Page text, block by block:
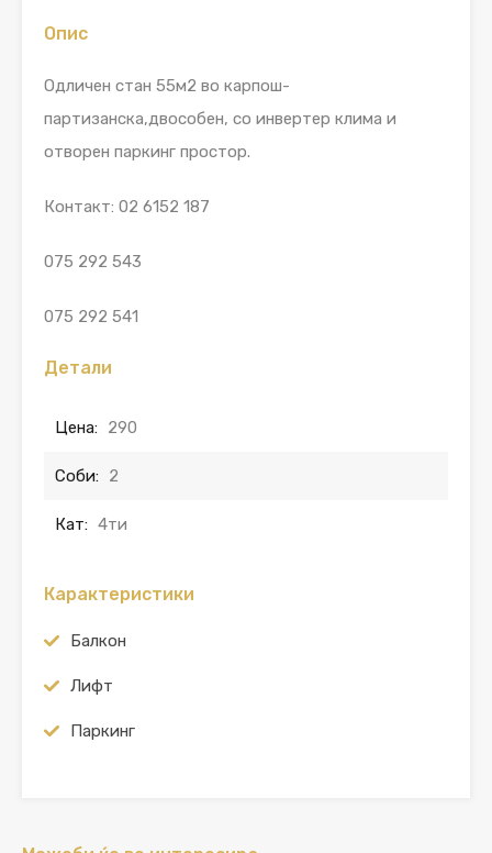
Опис
Одличен стан 55м2 во карпош-
партизанска,двособен, со инвертер клима и
отворен паркинг простор.
Контакт: 02 6152 187
075 292 543
075 292 541
Детали
Цена: 290
Соби: 2
Кат: 4ти
Карактеристики
Балкон
Лифт
Паркинг